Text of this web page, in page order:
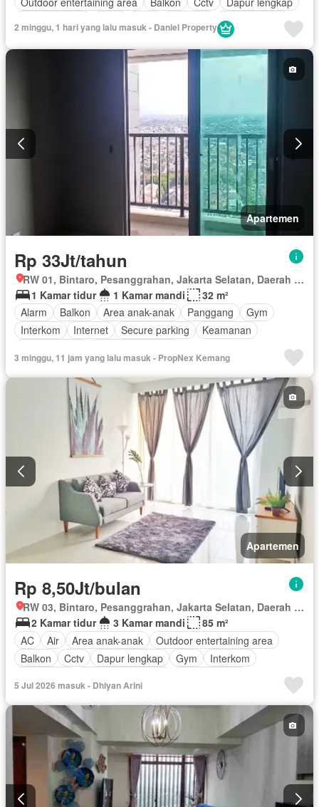
Ruang kantor
Keamanan 24 jam Kolam renang
Secure parking
Rumah jaga
Garasi
2 minggu, 1 hari yang lalu masuk - Daniel Property
Apartemen
Rp 33Jt/tahun
RW 01, Bintaro, Pesanggrahan, Jakarta Selatan, Daerah Khusus Ibukota Jakarta
1 Kamar tidur
1 Kamar mandi
32 m²
Alarm
Balkon Area anak-anak Panggang
Gym
Interkom
Internet Secure parking
Keamanan
3 minggu, 11 jam yang lalu masuk - PropNex Kemang
Apartemen
Rp 8,50Jt/bulan
RW 03, Bintaro, Pesanggrahan, Jakarta Selatan, Daerah Khusus Ibukota Jakarta
2 Kamar tidur
3 Kamar mandi
85 m²
AC
Air Area anak-anak
Outdoor entertaining area
Balkon
Cctv Dapur lengkap Gym
Interkom
Pramutamu
Angkat Listrik
Secure parking
Pemandangan panorama
Rumah jaga
Garasi Berperabot lengkap
5 Jul 2026 masuk - Dhiyan Arini